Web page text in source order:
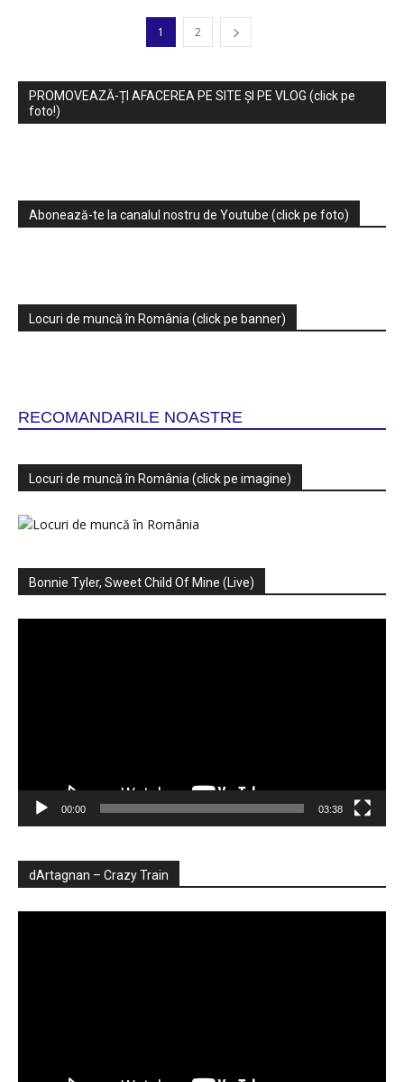
1 2
PROMOVEAZĂ-ȚI AFACEREA PE SITE ȘI PE VLOG (click pe
foto!)
Abonează-te la canalul nostru de Youtube (click pe foto)
Locuri de muncă în România (click pe banner)
RECOMANDARILE NOASTRE
Locuri de muncă în România (click pe imagine)
Bonnie Tyler, Sweet Child Of Mine (Live)
00:00 03:38
dArtagnan – Crazy Train